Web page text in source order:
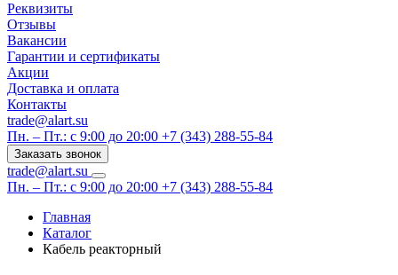
Реквизиты
Отзывы
Вакансии
Гарантии и сертификаты
Акции
Доставка и оплата
Контакты
trade@alart.su
Пн. – Пт.: с 9:00 до 20:00 +7 (343) 288-55-84
Заказать звонок
trade@alart.su
Пн. – Пт.: с 9:00 до 20:00 +7 (343) 288-55-84
Главная
Каталог
Кабель реакторный